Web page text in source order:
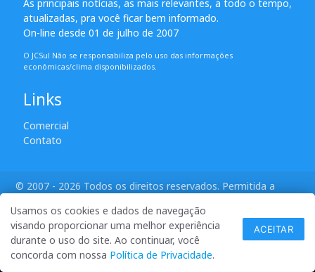
As principais notícias, as mais relevantes, a todo o tempo,
atualizadas, pra você ficar bem informado.
On-line desde 01 de julho de 2007
O JCSul Não se responsabiliza pelo uso das informações
econômicas/clima disponibilizados.
Links
Comercial
Contato
© 2007 - 2026 Todos os direitos reservados. Permitida a
desenvolvido por ANSIM
Usamos os cookies e dados de navegação
visando proporcionar uma melhor experiência
durante o uso do site. Ao continuar, você
concorda com nossa Política de Privacidade.
ACEITAR